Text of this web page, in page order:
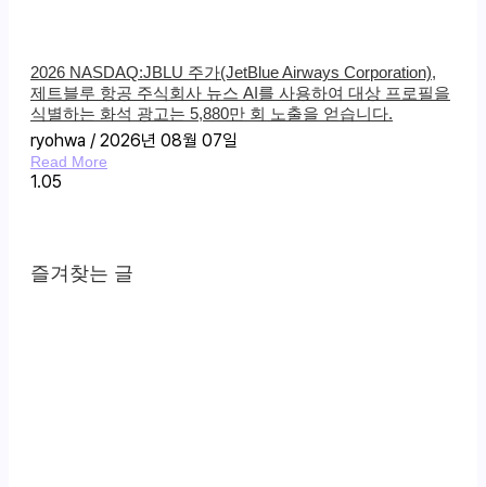
2026 NASDAQ:JBLU 주가(JetBlue Airways Corporation),
제트블루 항공 주식회사 뉴스 AI를 사용하여 대상 프로필을
식별하는 화석 광고는 5,880만 회 노출을 얻습니다.
ryohwa 2026년 08월 07일
Read More
즐겨찾는 글